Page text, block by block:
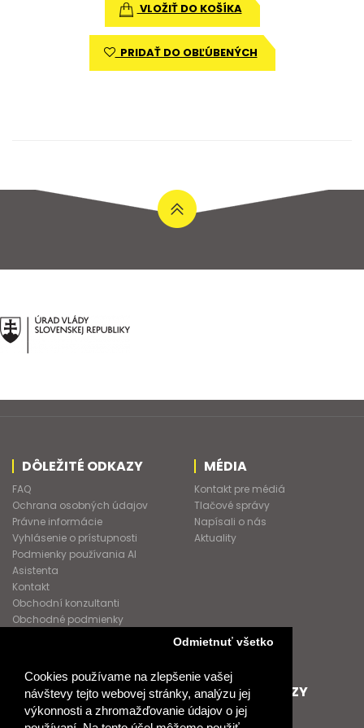
Cookies používame na zlepšenie vašej
návštevy tejto webovej stránky, analýzu jej
výkonnosti a zhromažďovanie údajov o jej
Odmietnuť všetko
VLOŽIŤ DO KOŠÍKA
PRIDAŤ DO OBĽÚBENÝCH
DÔLEŽITÉ ODKAZY
FAQ
Ochrana osobných údajov
Právne informácie
Vyhlásenie o prístupnosti
Podmienky používania AI
Asistenta
Kontakt
Obchodní konzultanti
Obchodné podmienky
MÉDIA
Kontakt pre médiá
Tlačové správy
Napísali o nás
Aktuality
SPOLUPRACUJEME
Podporujeme
ĎALŠIE ODKAZY
O Raabe